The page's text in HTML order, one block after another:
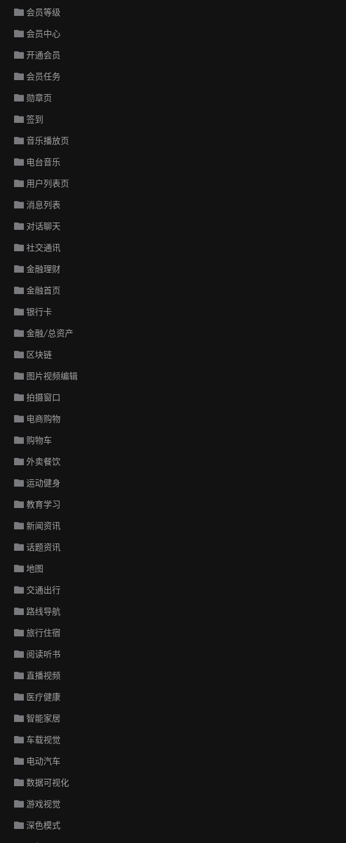
会员等级
会员中心
开通会员
会员任务
勋章页
签到
音乐播放页
电台音乐
用户列表页
消息列表
对话聊天
社交通讯
金融理财
金融首页
银行卡
金融/总资产
区块链
图片视频编辑
拍摄窗口
电商购物
购物车
外卖餐饮
运动健身
教育学习
新闻资讯
话题资讯
地图
交通出行
路线导航
旅行住宿
阅读听书
直播视频
医疗健康
智能家居
车载视觉
电动汽车
数据可视化
游戏视觉
深色模式